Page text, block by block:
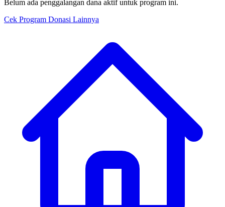
Belum ada penggalangan dana aktif untuk program ini.
Cek Program Donasi Lainnya